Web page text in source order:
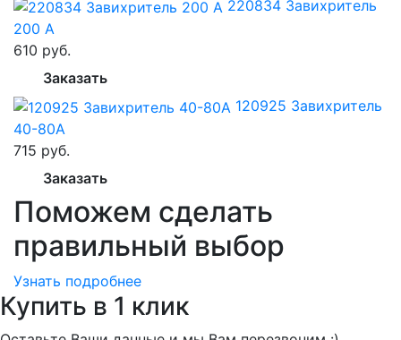
220834 Завихритель
200 А
610 руб.
Заказать
120925 Завихритель
40-80А
715 руб.
Заказать
Поможем сделать
правильный выбор
Узнать подробнее
Купить в 1 клик